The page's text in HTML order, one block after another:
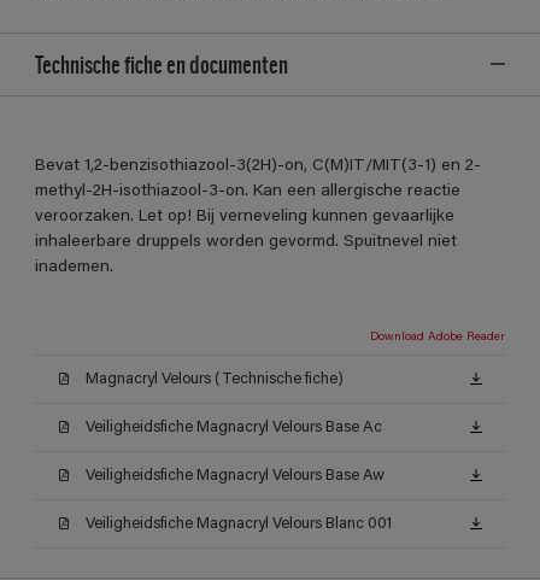
Technische fiche en documenten
Bevat 1,2-benzisothiazool-3(2H)-on, C(M)IT/MIT(3-1) en 2-
methyl-2H-isothiazool-3-on. Kan een allergische reactie
veroorzaken. Let op! Bij verneveling kunnen gevaarlijke
inhaleerbare druppels worden gevormd. Spuitnevel niet
inademen.
Download Adobe Reader
Magnacryl Velours (Technische fiche)
Veiligheidsfiche Magnacryl Velours Base Ac
Veiligheidsfiche Magnacryl Velours Base Aw
Veiligheidsfiche Magnacryl Velours Blanc 001